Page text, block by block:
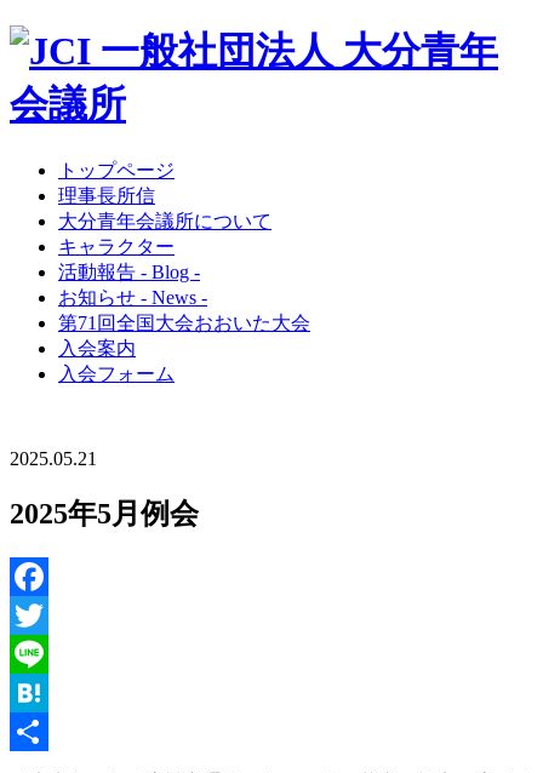
トップページ
理事長所信
大分青年会議所について
キャラクター
活動報告 - Blog -
お知らせ - News -
第71回全国大会おおいた大会
入会案内
入会フォーム
2025.05.21
2025年5月例会
Facebook
Twitter
Line
Hatena